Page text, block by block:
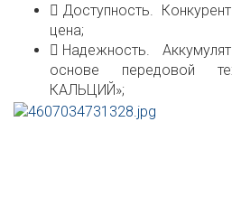
Доступность.
цена;
Надежность.
основе передовой
КАЛЬЦИЙ»;